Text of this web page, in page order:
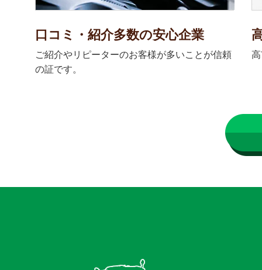
口コミ・紹介多数の安心企業
ご紹介やリピーターのお客様が多いことが信頼
の証です。